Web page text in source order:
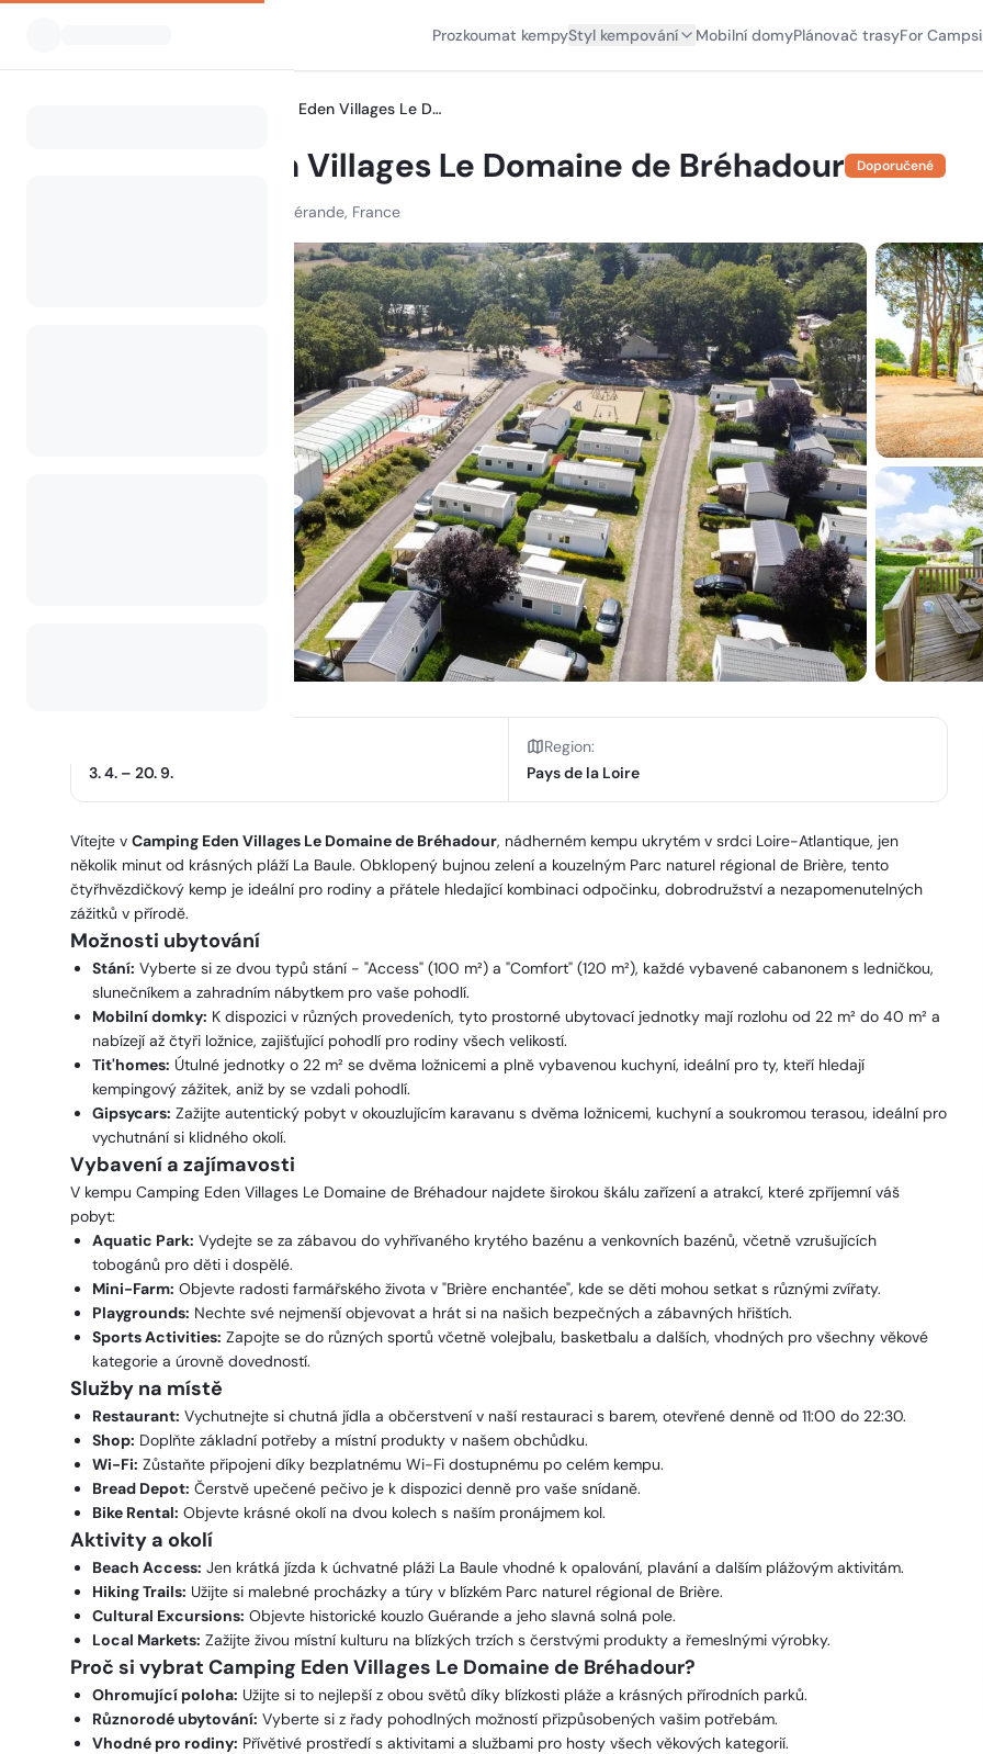
Prozkoumat kempyStyl kempování Mobilní domyPlánovač trasyFor
Camping Eden Villages Le Domaine de Bréhadour
Camping Eden Villages Le Domaine de Bréhadour Doporučené
Rte de Bréhadour, 44350 Guérande, France
3. 4. – 20. 9.
Region:
Pays de la Loire
Vítejte v Camping Eden Villages Le Domaine de Bréhadour, nádherném kempu ukrytém v srdci Loire-Atlantique, jen
několik minut od krásných pláží La Baule. Obklopený bujnou zelení a kouzelným Parc naturel régional de Brière, tento
čtyřhvězdičkový kemp je ideální pro rodiny a přátele hledající kombinaci odpočinku, dobrodružství a nezapomenutelných
zážitků v přírodě.
Možnosti ubytování
Stání: Vyberte si ze dvou typů stání - "Access" (100 m²) a "Comfort" (120 m²), každé vybavené cabanonem s ledničkou,
slunečníkem a zahradním nábytkem pro vaše pohodlí.
Mobilní domky: K dispozici v různých provedeních, tyto prostorné ubytovací jednotky mají rozlohu od 22 m² do 40 m² a
nabízejí až čtyři ložnice, zajišťující pohodlí pro rodiny všech velikostí.
Tit'homes: Útulné jednotky o 22 m² se dvěma ložnicemi a plně vybavenou kuchyní, ideální pro ty, kteří hledají
kempingový zážitek, aniž by se vzdali pohodlí.
Gipsycars: Zažijte autentický pobyt v okouzlujícím karavanu s dvěma ložnicemi, kuchyní a soukromou terasou, ideální pro
vychutnání si klidného okolí.
Vybavení a zajímavosti
V kempu Camping Eden Villages Le Domaine de Bréhadour najdete širokou škálu zařízení a atrakcí, které zpříjemní váš
pobyt:
Aquatic Park: Vydejte se za zábavou do vyhřívaného krytého bazénu a venkovních bazénů, včetně vzrušujících
tobogánů pro děti i dospělé.
Mini-Farm: Objevte radosti farmářského života v "Brière enchantée", kde se děti mohou setkat s různými zvířaty.
Playgrounds: Nechte své nejmenší objevovat a hrát si na našich bezpečných a zábavných hřištích.
Sports Activities: Zapojte se do různých sportů včetně volejbalu, basketbalu a dalších, vhodných pro všechny věkové
kategorie a úrovně dovedností.
Služby na místě
Restaurant: Vychutnejte si chutná jídla a občerstvení v naší restauraci s barem, otevřené denně od 11:00 do 22:30.
Shop: Doplňte základní potřeby a místní produkty v našem obchůdku.
Wi-Fi: Zůstaňte připojeni díky bezplatnému Wi-Fi dostupnému po celém kempu.
Bread Depot: Čerstvě upečené pečivo je k dispozici denně pro vaše snídaně.
Bike Rental: Objevte krásné okolí na dvou kolech s naším pronájmem kol.
Aktivity a okolí
Beach Access: Jen krátká jízda k úchvatné pláži La Baule vhodné k opalování, plavání a dalším plážovým aktivitám.
Hiking Trails: Užijte si malebné procházky a túry v blízkém Parc naturel régional de Brière.
Cultural Excursions: Objevte historické kouzlo Guérande a jeho slavná solná pole.
Local Markets: Zažijte živou místní kulturu na blízkých trzích s čerstvými produkty a řemeslnými výrobky.
Proč si vybrat Camping Eden Villages Le Domaine de Bréhadour?
Ohromující poloha: Užijte si to nejlepší z obou světů díky blízkosti pláže a krásných přírodních parků.
Různorodé ubytování: Vyberte si z řady pohodlných možností přizpůsobených vašim potřebám.
Vhodné pro rodiny: Přívětivé prostředí s aktivitami a službami pro hosty všech věkových kategorií.